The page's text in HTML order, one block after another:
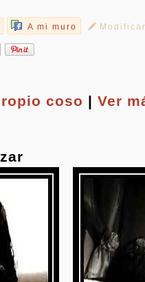
A mi muro
coso |Ver